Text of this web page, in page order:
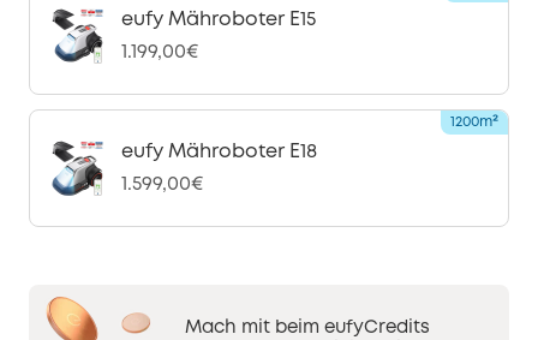
eufy Mähroboter E15
1.199,00€
eufy Mähroboter E18
1.599,00€
1200m²
Mach mit beim eufyCredits